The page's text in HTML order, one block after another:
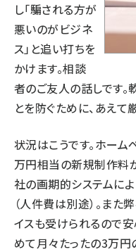
し「騙される方が
悪いのがビジネ
ス」と追い打ちを
かけます。相談
者のご友人の話しです
とを防ぐために、あえて
状況はこうです。ホー
万円相当の新規制作料
社の画期的システムに
（人件費は別途）。また
イスも受けられるので
めて月々たったの3万円